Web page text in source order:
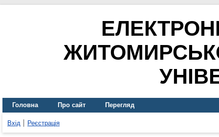
Головна Про сайт Перегляд
Вхід Реєстрація